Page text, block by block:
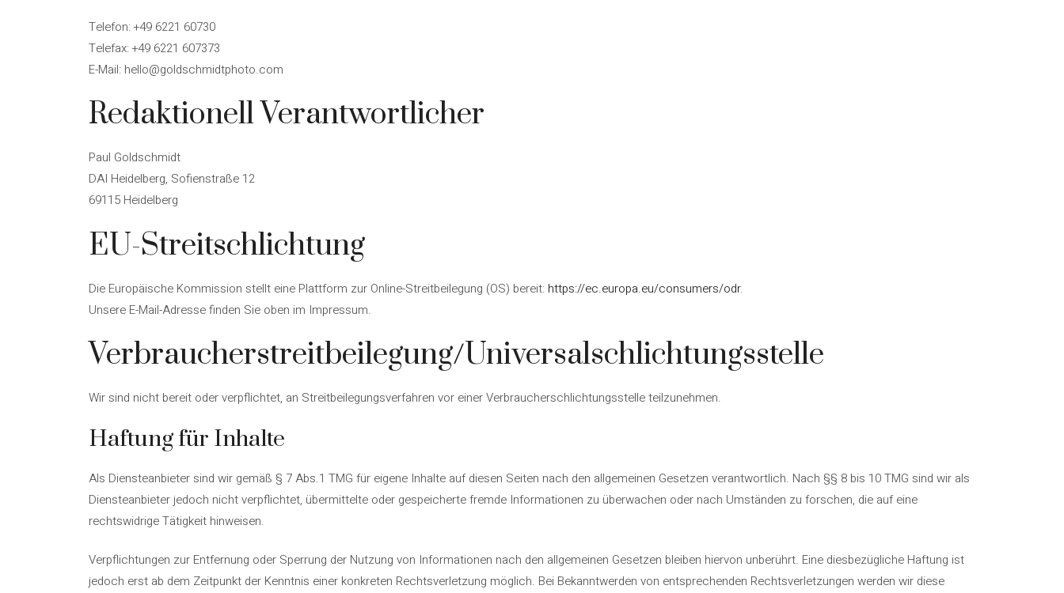
Telefon: +49 6221 60730
Telefax: +49 6221 607373
E-Mail: hello@goldschmidtphoto.com
Redaktionell Verantwortlicher
Paul Goldschmidt
DAI Heidelberg, Sofienstraße 12
69115 Heidelberg
EU-Streitschlichtung
Die Europäische Kommission stellt eine Plattform zur Online-Streitbeilegung (OS) bereit: https://ec.europa.eu/consumers/odr.
Unsere E-Mail-Adresse finden Sie oben im Impressum.
Verbraucherstreitbeilegung/Universalschlichtungsstelle
Wir sind nicht bereit oder verpflichtet, an Streitbeilegungsverfahren vor einer Verbraucherschlichtungsstelle teilzunehmen.
Haftung für Inhalte
Als Diensteanbieter sind wir gemäß § 7 Abs.1 TMG für eigene Inhalte auf diesen Seiten nach den allgemeinen Gesetzen verantwortlich. Nach §§ 8 bis 10 TMG sind wir als
Diensteanbieter jedoch nicht verpflichtet, übermittelte oder gespeicherte fremde Informationen zu überwachen oder nach Umständen zu forschen, die auf eine
rechtswidrige Tätigkeit hinweisen.
Verpflichtungen zur Entfernung oder Sperrung der Nutzung von Informationen nach den allgemeinen Gesetzen bleiben hiervon unberührt. Eine diesbezügliche Haftung ist
jedoch erst ab dem Zeitpunkt der Kenntnis einer konkreten Rechtsverletzung möglich. Bei Bekanntwerden von entsprechenden Rechtsverletzungen werden wir diese